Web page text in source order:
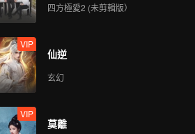
四方極愛2 (未剪輯版）
VIP
仙逆
玄幻
VIP
莫離